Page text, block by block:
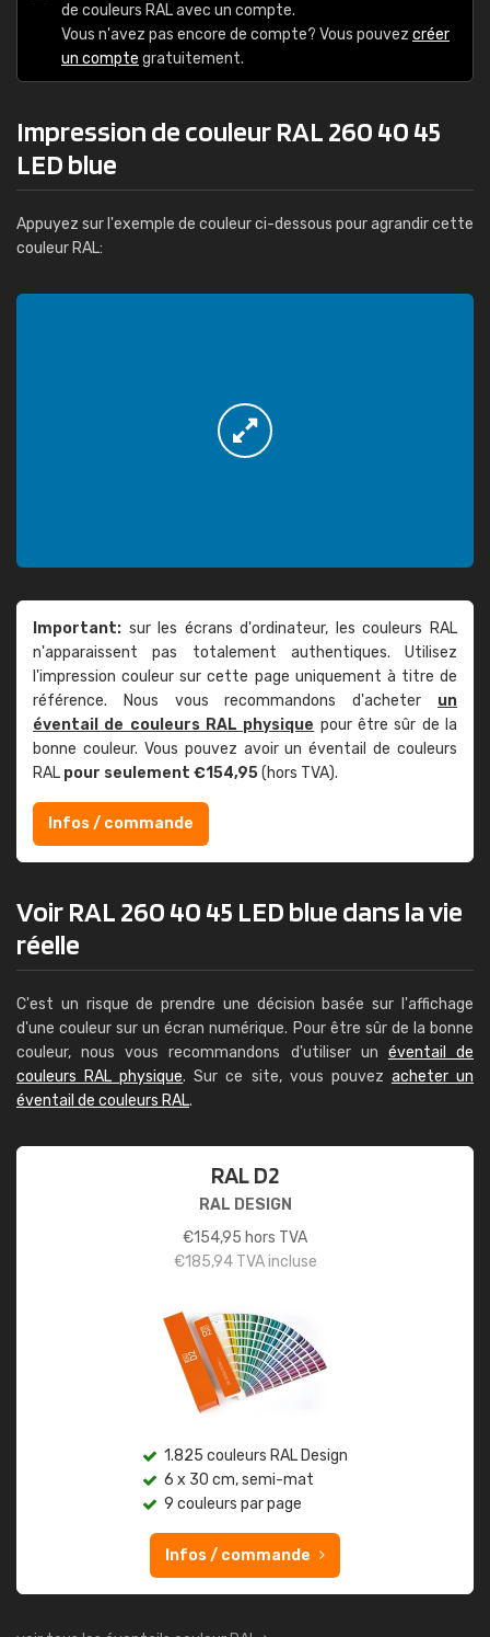
de couleurs RAL avec un compte.
Vous n'avez pas encore de compte? Vous pouvez créer
un compte gratuitement.
Impression de couleur RAL 260 40 45
LED blue
Appuyez sur l'exemple de couleur ci-dessous pour agrandir cette
couleur RAL:
Important: sur les écrans d'ordinateur, les couleurs RAL
n'apparaissent pas totalement authentiques. Utilisez
l'impression couleur sur cette page uniquement à titre de
référence. Nous vous recommandons d'acheter un
éventail de couleurs RAL physique pour être sûr de la
bonne couleur. Vous pouvez avoir un éventail de couleurs
RAL pour seulement €154,95(hors TVA).
Infos / commande
Voir RAL 260 40 45 LED blue dans la vie
réelle
C'est un risque de prendre une décision basée sur l'affichage
d'une couleur sur un écran numérique. Pour être sûr de la bonne
couleur, nous vous recommandons d'utiliser un éventail de
couleurs RAL physique. Sur ce site, vous pouvez acheter un
éventail de couleurs RAL.
RAL D2
RAL DESIGN
€154,95 hors TVA
€185,94TVA incluse
1.825 couleurs RAL Design
6 x 30 cm, semi-mat
9 couleurs par page
Infos / commande